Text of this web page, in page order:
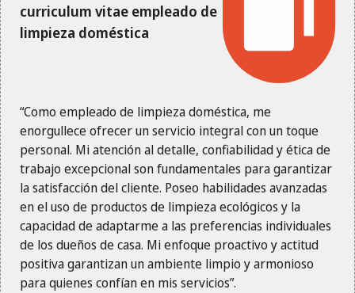
curriculum vitae empleado de
limpieza doméstica
“Como empleado de limpieza doméstica, me
enorgullece ofrecer un servicio integral con un toque
personal. Mi atención al detalle, confiabilidad y ética de
trabajo excepcional son fundamentales para garantizar
la satisfacción del cliente. Poseo habilidades avanzadas
en el uso de productos de limpieza ecológicos y la
capacidad de adaptarme a las preferencias individuales
de los dueños de casa. Mi enfoque proactivo y actitud
positiva garantizan un ambiente limpio y armonioso
para quienes confían en mis servicios”.